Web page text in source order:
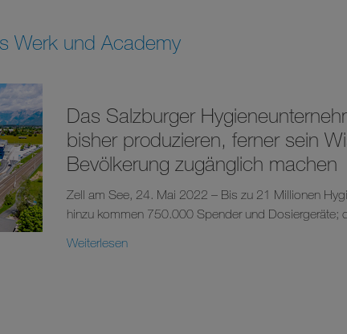
Werk und Academy
Das Salzburger
bisher produzieren, ferner sein
Bevölkerung zugänglich machen
Zell am See, 24. Mai 2022 – Bis zu 21 Millionen
hinzu kommen 750.000 Spender und Dosiergeräte;
Weiterlesen